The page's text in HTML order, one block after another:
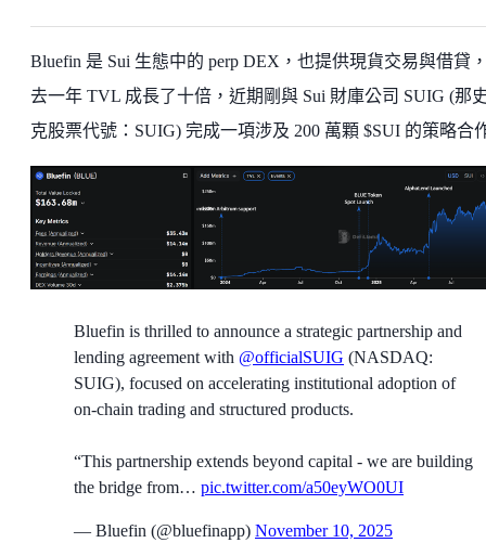
Bluefin 是 Sui 生態中的 perp DEX，也提供現貨交易與借貸
去一年 TVL 成長了十倍，近期剛與 Sui 財庫公司 SUIG (那
克股票代號：SUIG) 完成一項涉及 200 萬顆 $SUI 的策略合
Bluefin is thrilled to announce a strategic partnership and
lending agreement with @officialSUIG (NASDAQ:
SUIG), focused on accelerating institutional adoption of
on-chain trading and structured products.
“This partnership extends beyond capital - we are building
the bridge from… pic.twitter.com/a50eyWO0UI
— Bluefin (@bluefinapp) November 10, 2025